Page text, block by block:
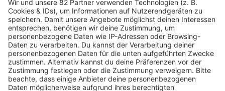
"Wannabe" hat das Jahrzehnt geprägt und gilt als
erfolgreichster Song, der jemals von einer Girlgroup
veröffentlicht wurde. Dieses Jahr wird "Wannabe" 30
Jahre alt. Was gibt's zum Jubiläum?
mehr lesen